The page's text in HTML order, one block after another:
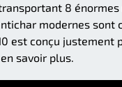
8
modernes sont
est conçu
savoir plus.